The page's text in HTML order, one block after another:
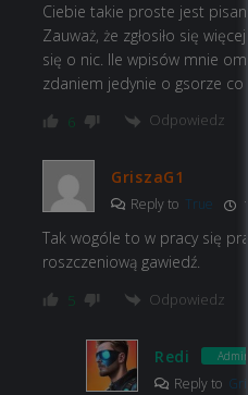
Ciebie takie proste jest
Zauważ, że zgłosiło się
się o nic. Ile wpisów mnie
zdaniem jedynie o gsorze
6 Odpowiedz
GriszaG1
Reply to True
Tak wogóle to w pracy się
roszczeniową gawiedź.
5 Odpowiedz
Redi Admin
Reply to